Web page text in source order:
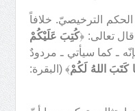
الترخيصيّ. خلافاً
تعالى: ﴿كُتِبَ عَلَيْكُمْ
ـ كما سيأتي ـ مردودٌ
كَتَبَ اللهُ لَكُمْ﴾ (البقرة: